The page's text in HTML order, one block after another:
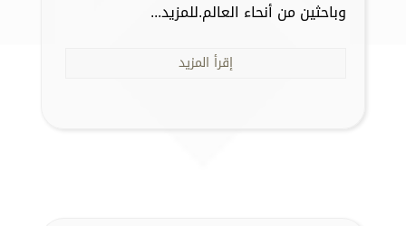
وباحثين من أنحاء العالم.للمزيد...
إقرأ المزيد